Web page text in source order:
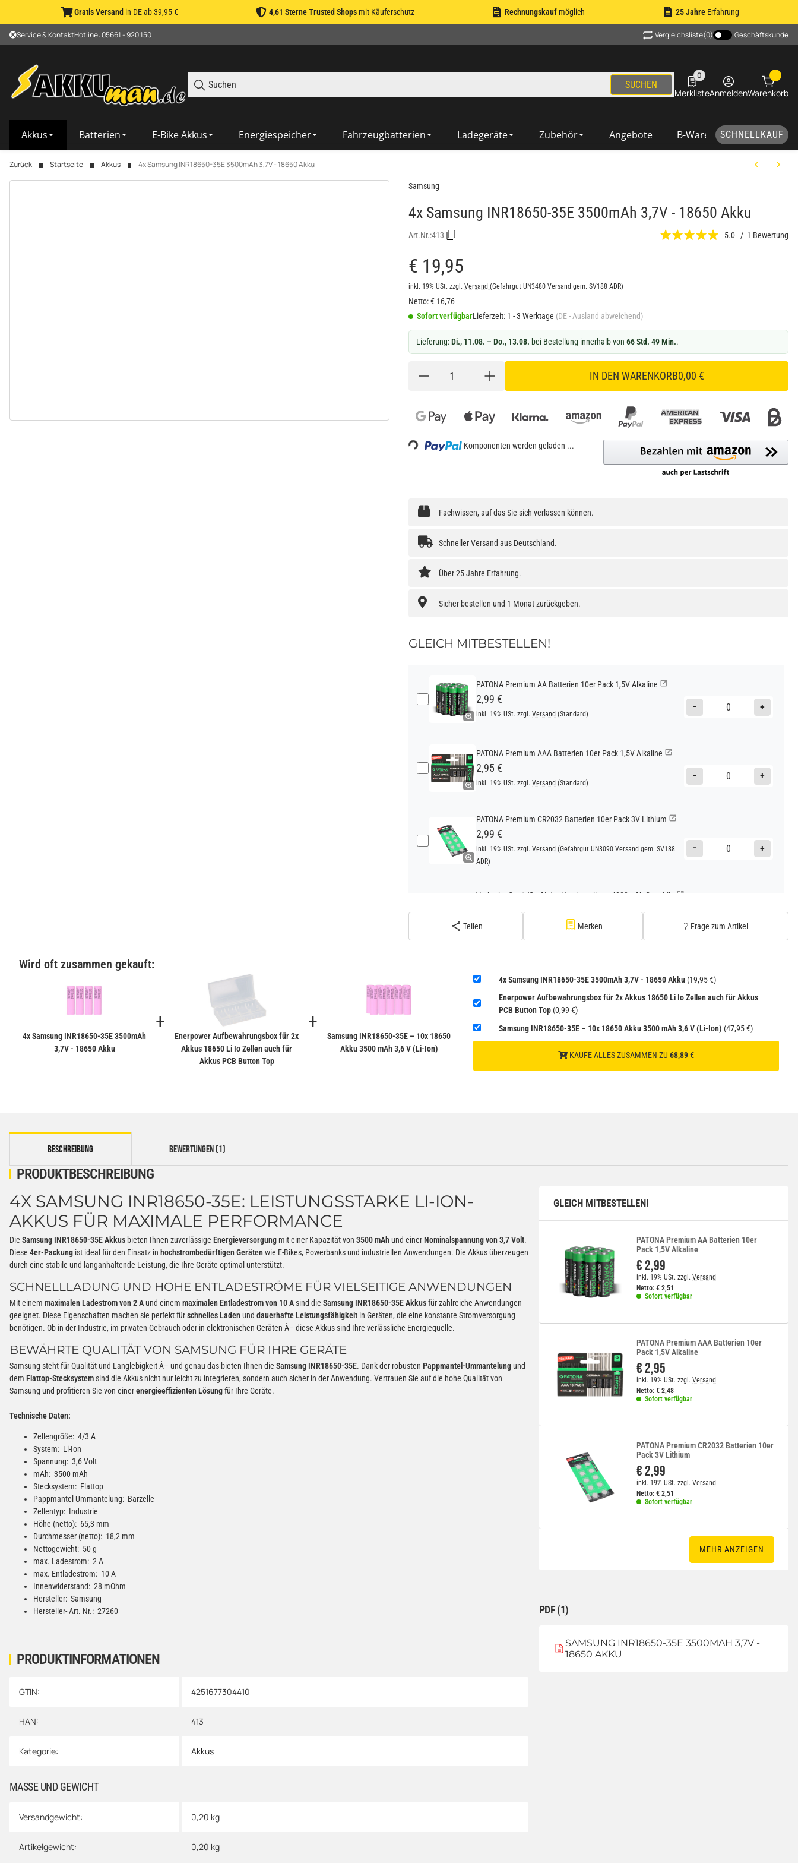
Gratis Versand in DE ab 39,95 € 4,61 Sterne Trusted Shopsmit Käuferschutz Rechnungskauf möglich 25 JahreErfahrung
Service & KontaktHotline: 05661 - 920 150 Vergleichsliste(0) Geschäftskunde
SUCHEN
0
0 Produkte in der Liste
MerklisteAnmeldenWarenkorb
Akkus Batterien E-Bike Akkus Energiespeicher Fahrzeugbatterien Ladegeräte Zubehör Angebote B-Ware SCHNELLKAUF
Zurück Startseite Akkus 4x Samsung INR18650-35E 3500mAh 3,7V - 18650 Akku
Samsung
4x Samsung INR18650-35E 3500mAh 3,7V - 18650 Akku
Art.Nr.:413 5.0 / 1 Bewertung
€ 19,95
inkl. 19% USt. zzgl. Versand (Gefahrgut UN3480 Versand gem. SV188 ADR)
Netto:€ 16,76
Sofort verfügbarLieferzeit: 1 - 3 Werktage (DE - Ausland abweichend)
Lieferung:Di., 11.08. – Do., 13.08. bei Bestellung innerhalb von 66 Std. 49 Min..
IN DEN WARENKORB0,00 €
Loading... Komponenten werden geladen ...
Fachwissen, auf das Sie sich verlassen können.
Schneller Versand aus Deutschland.
Über 25 Jahre Erfahrung.
Sicher bestellen und 1 Monat zurückgeben.
GLEICH MITBESTELLEN!
PATONA Premium AA Batterien 10er Pack 1,5V Alkaline
2,99 €
inkl. 19% USt. zzgl. Versand (Standard)
− +
PATONA Premium AAA Batterien 10er Pack 1,5V Alkaline
2,95 €
inkl. 19% USt. zzgl. Versand (Standard)
− +
PATONA Premium CR2032 Batterien 10er Pack 3V Lithium
2,99 €
inkl. 19% USt. zzgl. Versand (Gefahrgut UN3090 Versand gem. SV188
ADR)
− +
Verbatim Cool'n'Go AirJet Handventilator 4000mAh Grau Lila
22,95 €
inkl. 19% USt. zzgl.
(Gefahrgut UN3480 Versand gem. SV188
Teilen Merken Frage zum Artikel
Wird oft zusammen gekauft:
4x Samsung INR18650-35E 3500mAh
3,7V - 18650 Akku
+
Enerpower Aufbewahrungsbox für 2x
Akkus 18650 Li Io Zellen auch für
Akkus PCB Button Top
+
Samsung INR18650-35E – 10x 18650
Akku 3500 mAh 3,6 V (Li-Ion)
4x Samsung INR18650-35E 3500mAh 3,7V - 18650 Akku (19,95 €)
Enerpower Aufbewahrungsbox für 2x Akkus 18650 Li Io Zellen auch für Akkus
PCB Button Top (0,99 €)
Samsung INR18650-35E – 10x 18650 Akku 3500 mAh 3,6 V (Li-Ion) (47,95 €)
KAUFE ALLES ZUSAMMEN ZU68,89 €
BESCHREIBUNG BEWERTUNGEN (1)
PRODUKTINFORMATIONEN
Produkteigenschaft
Wert
GTIN: 4251677304410
HAN: 413
Kategorie: Akkus
MASSE UND GEWICHT
Versandgewicht: 0,20 kg
Artikelgewicht: 0,20 kg
PRODUKTBESCHREIBUNG
4X SAMSUNG INR18650-35E: LEISTUNGSSTARKE LI-ION-
AKKUS FÜR MAXIMALE PERFORMANCE
Die Samsung INR18650-35E Akkus bieten Ihnen zuverlässige Energieversorgung mit einer Kapazität von 3500 mAh und einerNominalspannung von 3,7 Volt.
Diese 4er-Packung ist ideal für den Einsatz in hochstrombedürftigen Gerätenwie E-Bikes, Powerbanks und industriellen Anwendungen. Die Akkus überzeugen
durch eine stabile und langanhaltende Leistung, die Ihre Geräte optimal unterstützt.
SCHNELLLADUNG UND HOHE ENTLADESTRÖME FÜR VIELSEITIGE ANWENDUNGEN
Mit einem maximalen Ladestrom von 2 A und einem maximalen Entladestrom von 10 Asind die Samsung INR18650-35E Akkusfür zahlreiche Anwendungen
geeignet. Diese Eigenschaften machen sie perfekt fürschnelles Laden und dauerhafte Leistungsfähigkeit in Geräten, die eine konstante Stromversorgung
benötigen. Ob in der Industrie, im privaten Gebrauch oder in elektronischen Geräten Â– diese Akkus sind Ihre verlässliche Energiequelle.
BEWÄHRTE QUALITÄT VON SAMSUNG FÜR IHRE GERÄTE
Samsung steht für Qualität und Langlebigkeit Â– und genau das bieten Ihnen die Samsung INR18650-35E. Dank der robusten Pappmantel-Ummantelung und
dem Flattop-Stecksystemsind die Akkus nicht nur leicht zu integrieren, sondern auch sicher in der Anwendung. Vertrauen Sie auf die hohe Qualität von
Samsung und profitieren Sie von einerenergieeffizienten Lösungfür Ihre Geräte.
Technische Daten:
Zellengröße: 4/3 A
System: Li-Ion
Spannung: 3,6 Volt
mAh: 3500 mAh
Stecksystem: Flattop
Pappmantel Ummantelung: Barzelle
Zellentyp: Industrie
Höhe (netto): 65,3 mm
Durchmesser (netto): 18,2 mm
Nettogewicht: 50 g
max. Ladestrom: 2 A
max. Entladestrom: 10 A
Innenwiderstand: 28 mOhm
Hersteller: Samsung
Hersteller- Art. Nr.: 27260
GLEICH MITBESTELLEN!
PATONA Premium AA Batterien 10er
Pack 1,5V Alkaline
€ 2,99
inkl. 19% USt. zzgl.Versand
Netto: €2,51
Sofort verfügbar
PATONA Premium AAA Batterien 10er
Pack 1,5V Alkaline
€ 2,95
inkl. 19% USt. zzgl.Versand
Netto: €2,48
Sofort verfügbar
PATONA Premium CR2032 Batterien 10er
Pack 3V Lithium
€ 2,99
inkl. 19% USt. zzgl.Versand
Netto: €2,51
Sofort verfügbar
MEHR ANZEIGEN
PDF (1)
SAMSUNG INR18650-35E 3500MAH 3,7V -
18650 AKKU